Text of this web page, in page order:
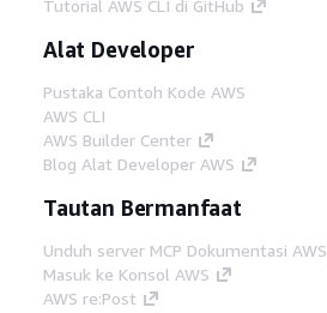
Tutorial AWS CLI di GitHub
Alat Developer
Pustaka Contoh Kode AWS
AWS CLI
AWS Builder Center
Blog Alat Developer AWS
Tautan Bermanfaat
Unduh server MCP Dokumentasi AWS
Masuk ke Konsol AWS
AWS re:Post